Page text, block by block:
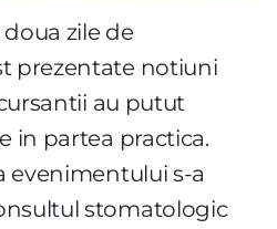
zile de
prezentate notiuni
au putut
in partea practica.
evenimentului s-a
stomatologic